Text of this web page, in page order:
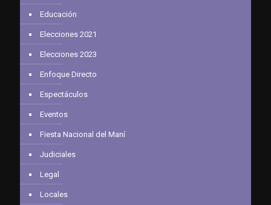
Educación
Elecciones 2021
Elecciones 2023
Enfoque Directo
Espectáculos
Eventos
Fiesta Nacional del Maní
Judiciales
Legal
Locales